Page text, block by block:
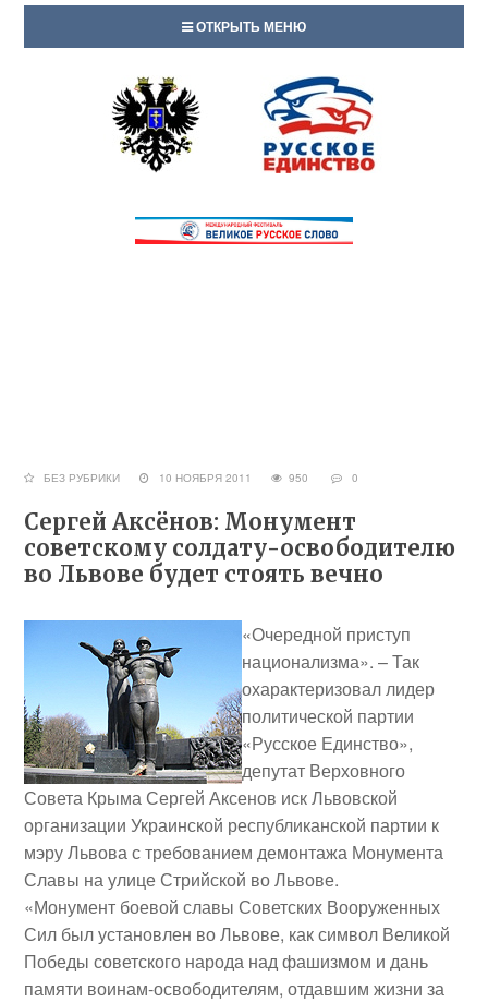
ОТКРЫТЬ МЕНЮ
БЕЗ РУБРИКИ 10 НОЯБРЯ 2011 950 0
Сергей Аксёнов: Монумент
советскому солдату-освободителю
во Львове будет стоять вечно
«Очередной приступ
национализма». – Так
охарактеризовал лидер
политической партии
«Русское Единство»,
депутат Верховного
Совета КрымаСергей Аксенов иск Львовской
организации Украинской республиканской партии к
мэру Львова с требованием демонтажа Монумента
Славы на улице Стрийской во Львове.
«Монумент боевой славы Советских Вооруженных
Сил был установлен во Львове, как символ Великой
Победы советского народа над фашизмом и дань
памяти воинам-освободителям, отдавшим жизни за